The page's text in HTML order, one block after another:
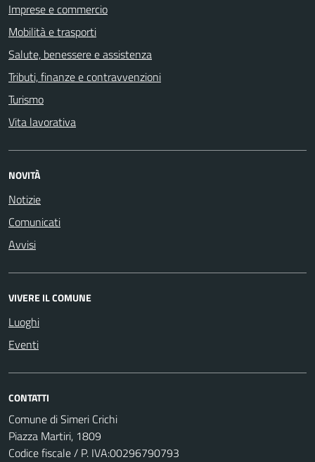
Imprese e commercio
Mobilità e trasporti
Salute, benessere e assistenza
Tributi, finanze e contravvenzioni
Turismo
Vita lavorativa
NOVITÀ
Notizie
Comunicati
Avvisi
VIVERE IL COMUNE
Luoghi
Eventi
CONTATTI
Comune di Simeri Crichi
Piazza Martiri, 1809
Codice fiscale / P. IVA:00296790793